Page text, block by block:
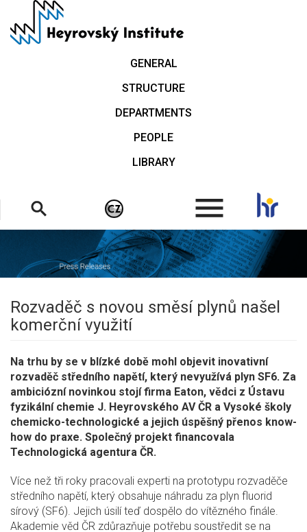
main
GENERAL
STRUCTURE
DEPARTMENTS
PEOPLE
LIBRARY
.
Rozvaděč s novou směsí plynů našel
komerční využití
Na trhu by se v blízké době mohl objevit inovativní
rozvaděč středního napětí, který nevyužívá plyn SF6. Za
ambiciózní novinkou stojí firma Eaton, vědci z Ústavu
fyzikální chemie J. Heyrovského AV ČR a Vysoké školy
chemicko-technologické a jejich úspěšný přenos know-
how do praxe. Společný projekt financovala
Technologická agentura ČR.
Více než tři roky pracovali experti na prototypu rozvaděče
středního napětí, který obsahuje náhradu za plyn fluorid
sírový (SF6). Jejich úsilí teď dospělo do vítězného finále.
Akademie věd ČR zdůrazňuje potřebu soustředit se na